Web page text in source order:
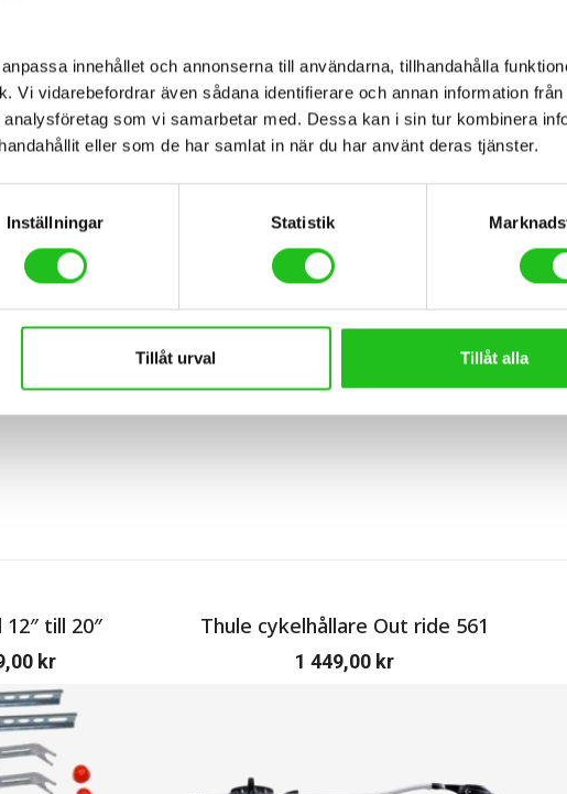
innehållet och annonserna till användarna, tillhandahålla
Vi vidarebefordrar även sådana identifierare och annan information från
som vi samarbetar med. Dessa kan i sin tur kombinera
eller som de har samlat in när du har använt deras tjänster.
Inställningar Statistik
Tillåt urval Tillåt alla
BESKRIVNING TEKNISK SPECIFIKATION
snabbkoppling som förenklar monteringen och gör att hållaren sitter säkert.
för säkerhet och synlighet.
dem samtidigt från repor och märken.
till 20″
kr
Thule cykelhållare Out ride 561
1 449,00 kr